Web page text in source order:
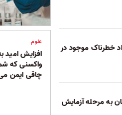
خطرناک موجود در
به مرحله آزمایش
علوم
افزایش امید
واکسنی که
چاقی ایمن